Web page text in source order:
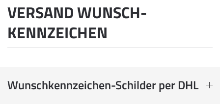
VERSAND WUNSCH­
KENNZEICHEN
Wunschkennzeichen-Schilder per DHL